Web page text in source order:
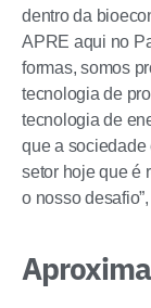
dentro da
APRE aqui no
formas, somos
tecnologia de
tecnologia de
que a sociedade
setor hoje que é
o nosso